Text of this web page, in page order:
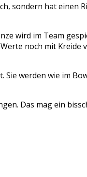
sondern hat einen
wird im Team
noch mit Kreide
Sie werden wie im
Das mag ein